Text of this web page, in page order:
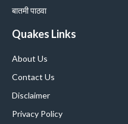
बातमी पाठवा
Quakes Links
About Us
Contact Us
Disclaimer
Privacy Policy